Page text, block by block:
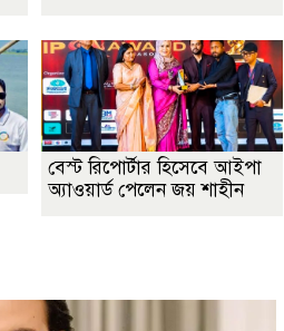
বেস্ট রিপোর্টার হিসেবে আইপা
অ্যাওয়ার্ড পেলেন জয় শাহীন